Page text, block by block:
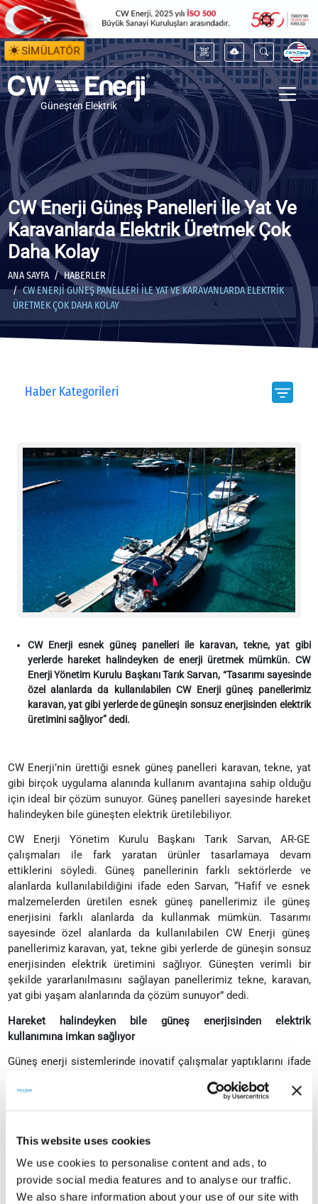
This website uses cookies
We use cookies to personalise content and ads, to
provide social media features and to analyse our traffic.
We also share information about your use of our site with
SİMÜLATÖR
Güneşten Elektrik
CW Enerji Güneş Panelleri İle Yat Ve
Karavanlarda Elektrik Üretmek Çok
Daha Kolay
ANA SAYFA
HABERLER
CW ENERJI GÜNEŞ PANELLERI İLE YAT VE KARAVANLARDA ELEKTRIK
ÜRETMEK ÇOK DAHA KOLAY
Haber Kategorileri
CW Enerji esnek güneş panelleri ile karavan, tekne, yat gibi
yerlerde hareket halindeyken de enerji üretmek mümkün. CW
Enerji Yönetim Kurulu Başkanı Tarık Sarvan, “Tasarımı sayesinde
özel alanlarda da kullanılabilen CW Enerji güneş panellerimiz
karavan, yat gibi yerlerde de güneşin sonsuz enerjisinden elektrik
üretimini sağlıyor” dedi.
CW Enerji’nin ürettiği esnek güneş panelleri karavan, tekne, yat
gibi birçok uygulama alanında kullanım avantajına sahip olduğu
için ideal bir çözüm sunuyor. Güneş panelleri sayesinde hareket
halindeyken bile güneşten elektrik üretilebiliyor.
CW Enerji Yönetim Kurulu Başkanı Tarık Sarvan, AR-GE
çalışmaları ile fark yaratan ürünler tasarlamaya devam
ettiklerini söyledi. Güneş panellerinin farklı sektörlerde ve
alanlarda kullanılabildiğini ifade eden Sarvan, “Hafif ve esnek
malzemelerden üretilen esnek güneş panellerimiz ile güneş
enerjisini farklı alanlarda da kullanmak mümkün. Tasarımı
sayesinde özel alanlarda da kullanılabilen CW Enerji güneş
panellerimiz karavan, yat, tekne gibi yerlerde de güneşin sonsuz
enerjisinden elektrik üretimini sağlıyor. Güneşten verimli bir
şekilde yararlanılmasını sağlayan panellerimiz tekne, karavan,
yat gibi yaşam alanlarında da çözüm sunuyor” dedi.
Hareket halindeyken bile güneş enerjisinden elektrik
kullanımına imkan sağlıyor
Güneş enerji sistemlerinde inovatif çalışmalar yaptıklarını ifade
katkıda bulunduklarını söyledi.
eden Sarvan, “Ürettiğimiz esnek güneş panellerimiz hareket
halindeyken bile güneş enerjisinden elektrik kullanımına imkan
sağlıyor. Tekne, karavan, yat gibi yerlerde güneş panellerimiz
sayesinde cep telefonu şarj edilmesi, diğer cihazlara güç